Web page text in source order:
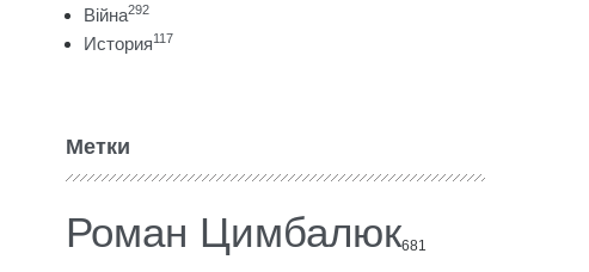
Війна292
История117
Метки
Роман Цимбалюк681